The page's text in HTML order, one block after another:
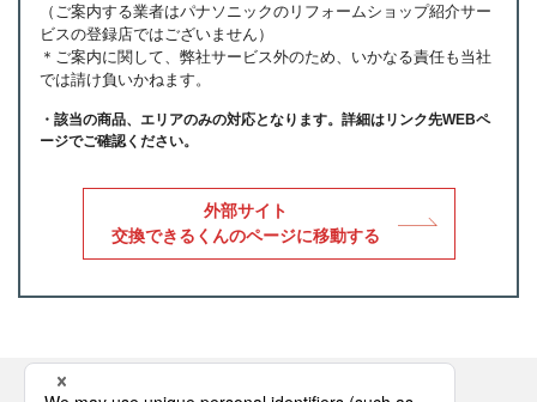
（ご案内する業者はパナソニックのリフォームショップ紹介サー
ビスの登録店ではございません）
ご案内に関して、弊社サービス外のため、いかなる責任も当社
では請け負いかねます。
・該当の商品、エリアのみの対応となります。詳細はリンク先WEBペ
ージでご確認ください。
外部サイト
交換できるくんのページに移動する